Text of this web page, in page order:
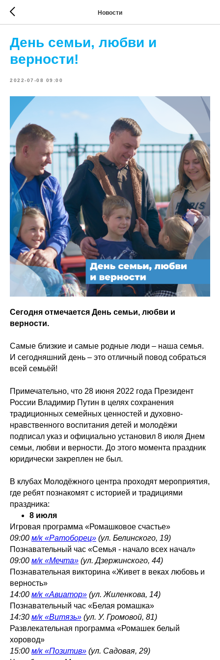
Новости
День семьи, любви и
верности!
2022-07-08 09:00
Сегодня отмечается День семьи, любви и
верности.
Самые близкие и самые родные люди – наша семья.
И сегодняшний день – это отличный повод собраться
всей семьёй!
Примечательно, что 28 июня 2022 года Президент
России Владимир Путин в целях сохранения
традиционных семейных ценностей и духовно-
нравственного воспитания детей и молодёжи
подписал указ и официально установил 8 июля Днем
семьи, любви и верности. До этого момента праздник
юридически закреплен не был.
В клубах Молодёжного центра проходят мероприятия,
где ребят познакомят с историей и традициями
праздника:
8 июля
Игровая программа «Ромашковое счастье»
09:00 м/к «Ратоборец» (ул. Белинского, 19)
Познавательный час «Семья - начало всех начал»
09:00 м/к «Мечта» (ул. Дзержинского, 44)
Познавательная викторина «Живет в веках любовь и
верность»
14:00 м/к «Авиатор» (ул. Жиленкова, 14)
Познавательный час «Белая ромашка»
14:30 м/к «Витязь» (ул. У. Громовой, 81)
Развлекательная программа «Ромашек белый
хоровод»
15:00 м/к «Позитив» (ул. Садовая, 29)